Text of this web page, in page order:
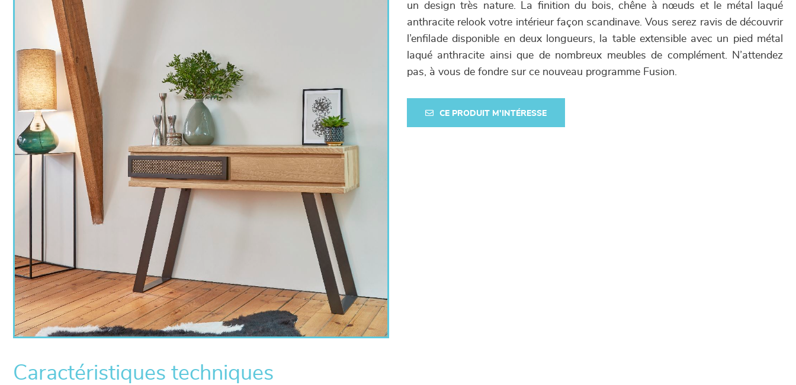
un design très nature. La finition du bois, chêne à nœuds et le métal laqué
anthracite relook votre intérieur façon scandinave. Vous serez ravis de découvrir
l’enfilade disponible en deux longueurs, la table extensible avec un pied métal
laqué anthracite ainsi que de nombreux meubles de complément. N’attendez
pas, à vous de fondre sur ce nouveau programme Fusion.
CE PRODUIT M'INTÉRESSE
Caractéristiques techniques